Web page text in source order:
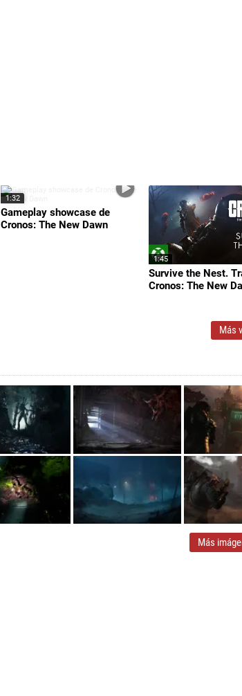
1:32
Gameplay showcase de
Cronos: The New Dawn
1:45
Survive the Nest.
Cronos: The New
Más
Más